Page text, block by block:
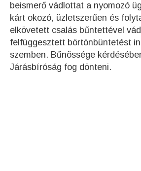
beismerő vádlottat a nyomozó
kárt okozó, üzletszerűen és
elkövetett csalás bűntettével
felfüggesztett börtönbüntetést
szemben. Bűnössége
Járásbíróság fog dönteni.